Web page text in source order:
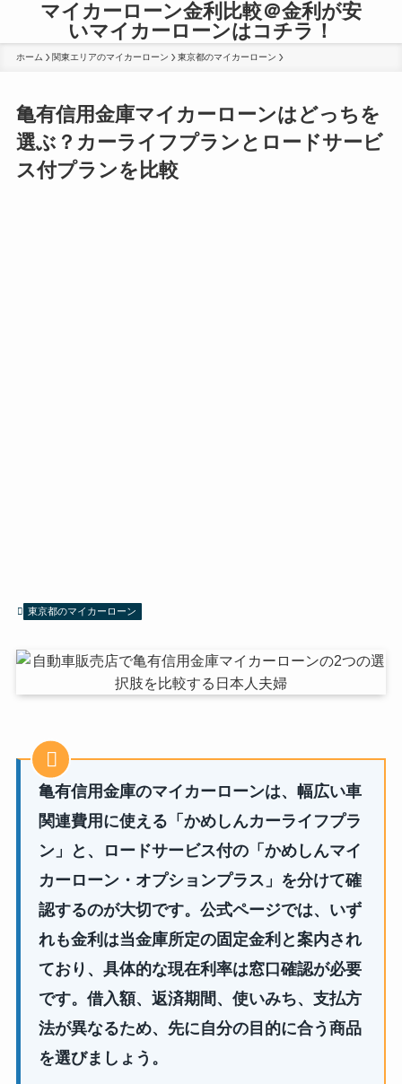
マイカーローン金利比較＠金利が安
いマイカーローンはコチラ！
ホーム 関東エリアのマイカーローン 東京都のマイカーローン
亀有信用金庫マイカーローンはどっちを
選ぶ？カーライフプランとロードサービ
ス付プランを比較
東京都のマイカーローン
亀有信用金庫のマイカーローンは、幅広い車
関連費用に使える「かめしんカーライフプラ
ン」と、ロードサービス付の「かめしんマイ
カーローン・オプションプラス」を分けて確
認するのが大切です。公式ページでは、いず
れも金利は当金庫所定の固定金利と案内され
ており、具体的な現在利率は窓口確認が必要
です。借入額、返済期間、使いみち、支払方
法が異なるため、先に自分の目的に合う商品
を選びましょう。